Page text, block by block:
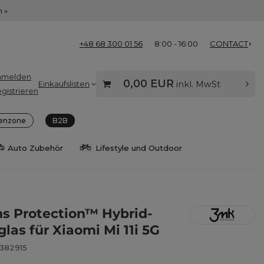
»
+48 68 300 01 56 8:00 - 16:00 CONTACT
Einkaufslisten 0,00 EUR inkl. MwSt
B2B
Auto Zubehör Lifestyle und Outdoor
Protection™ Hybrid-
für Xiaomi Mi 11i 5G